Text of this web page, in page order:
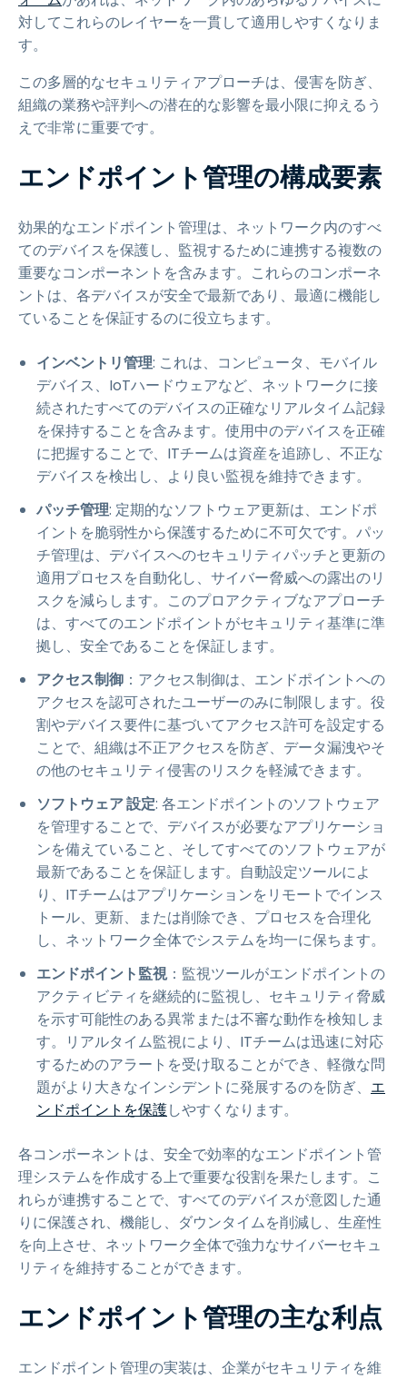
対してこれらのレイヤーを一貫して適用しやすくなりま
す。
この多層的なセキュリティアプローチは、侵害を防ぎ、
組織の業務や評判への潜在的な影響を最小限に抑えるう
えで非常に重要です。
エンドポイント管理の構成要素
効果的なエンドポイント管理は、ネットワーク内のすべ
てのデバイスを保護し、監視するために連携する複数の
重要なコンポーネントを含みます。これらのコンポーネ
ントは、各デバイスが安全で最新であり、最適に機能し
ていることを保証するのに役立ちます。
インベントリ管理: これは、コンピュータ、モバイル
デバイス、IoTハードウェアなど、ネットワークに接
続されたすべてのデバイスの正確なリアルタイム記録
を保持することを含みます。使用中のデバイスを正確
に把握することで、ITチームは資産を追跡し、不正な
デバイスを検出し、より良い監視を維持できます。
パッチ管理: 定期的なソフトウェア更新は、エンドポ
イントを脆弱性から保護するために不可欠です。パッ
チ管理は、デバイスへのセキュリティパッチと更新の
適用プロセスを自動化し、サイバー脅威への露出のリ
スクを減らします。このプロアクティブなアプローチ
は、すべてのエンドポイントがセキュリティ基準に準
拠し、安全であることを保証します。
アクセス制御 ：アクセス制御は、エンドポイントへの
アクセスを認可されたユーザーのみに制限します。役
割やデバイス要件に基づいてアクセス許可を設定する
ことで、組織は不正アクセスを防ぎ、データ漏洩やそ
の他のセキュリティ侵害のリスクを軽減できます。
ソフトウェア 設定: 各エンドポイントのソフトウェア
を管理することで、デバイスが必要なアプリケーショ
ンを備えていること、そしてすべてのソフトウェアが
最新であることを保証します。自動設定ツールによ
り、ITチームはアプリケーションをリモートでインス
トール、更新、または削除でき、プロセスを合理化
し、ネットワーク全体でシステムを均一に保ちます。
エンドポイント監視 ：監視ツールがエンドポイントの
アクティビティを継続的に監視し、セキュリティ脅威
を示す可能性のある異常または不審な動作を検知しま
す。リアルタイム監視により、ITチームは迅速に対応
するためのアラートを受け取ることができ、軽微な問
題がより大きなインシデントに発展するのを防ぎ、 エ
ンドポイントを保護しやすくなります。
各コンポーネントは、安全で効率的なエンドポイント管
理システムを作成する上で重要な役割を果たします。こ
れらが連携することで、すべてのデバイスが意図した通
りに保護され、機能し、ダウンタイムを削減し、生産性
を向上させ、ネットワーク全体で強力なサイバーセキュ
リティを維持することができます。
エンドポイント管理の主な利点
エンドポイント管理の実装は、企業がセキュリティを維